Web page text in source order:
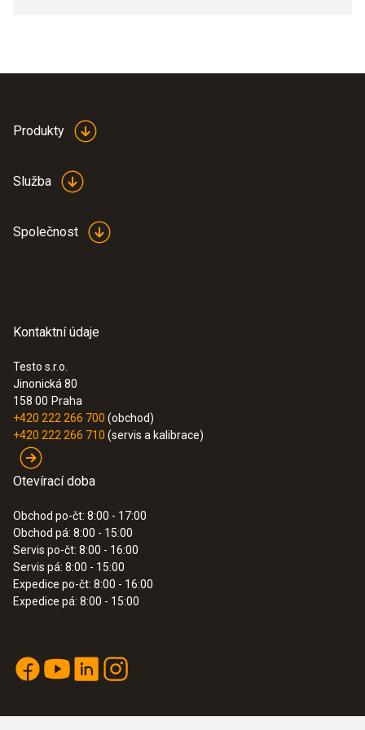
Produkty
Služba
Společnost
Kontaktní údaje
Testo s.r.o.
Jinonická 80
158 00 Praha
+420 222 266 700 (obchod)
+420 222 266 710 (servis a kalibrace)
Otevírací doba
Obchod po-čt: 8:00 - 17:00
Obchod pá: 8:00 - 15:00
Servis po-čt: 8:00 - 16:00
Servis pá: 8:00 - 15:00
Expedice po-čt: 8:00 - 16:00
Expedice pá: 8:00 - 15:00